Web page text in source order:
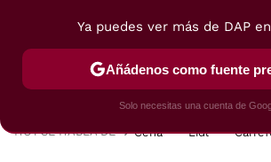
POSTRES VIAJES SELECCIÓN
HOY SE HABLA DE Cena Lidl
Ya puedes ver más de DAP
Añádenos como fuente
Solo necesitas una cuenta de